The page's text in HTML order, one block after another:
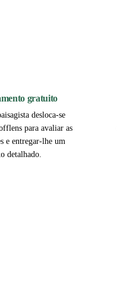
gratuito
desloca-se
para avaliar as
e entregar-lhe um
detalhado.